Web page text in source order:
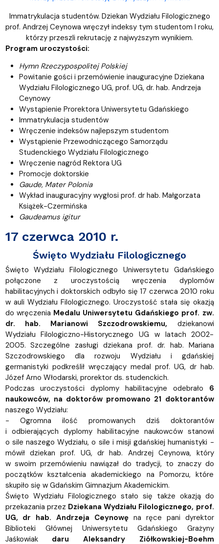
Immatrykulacja studentów. Dziekan Wydziału Filologicznego
prof. Andrzej Ceynowa wręczył indeksy tym studentom I roku,
którzy przeszli rekrutację z najwyższym wynikiem.
Program uroczystości:
Hymn Rzeczypospolitej Polskiej
Powitanie gości i przemówienie inauguracyjne Dziekana
Wydziału Filologicznego UG, prof. UG, dr. hab. Andrzeja
Ceynowy
Wystąpienie Prorektora Uniwersytetu Gdańskiego
Immatrykulacja studentów
Wręczenie indeksów najlepszym studentom
Wystąpienie Przewodniczącego Samorządu
Studenckiego Wydziału Filologicznego
Wręczenie nagród Rektora UG
Promocje doktorskie
Gaude, Mater Polonia
Wykład inauguracyjny wygłosi prof. dr hab. Małgorzata
Książek-Czermińska
Gaudeamus igitur
17 czerwca 2010 r.
Święto Wydziału Filologicznego
Święto Wydziału Filologicznego Uniwersytetu Gdańskiego
połączone z uroczystością wręczenia dyplomów
habilitacyjnych i doktorskich odbyło się 17 czerwca 2010 roku
w auli Wydziału Filologicznego. Uroczystość stała się okazją
do wręczenia Medalu Uniwersytetu Gdańskiego prof. zw.
dr. hab. Marianowi Szczodrowskiemu, dziekanowi
Wydziału Filologiczno-Historycznego UG w latach 2002-
2005. Szczególne zasługi dziekana prof. dr. hab. Mariana
Szczodrowskiego dla rozwoju Wydziału i gdańskiej
germanistyki podkreślił wręczający medal prof. UG, dr hab.
Józef Arno Włodarski, prorektor ds. studenckich.
Podczas uroczystości dyplomy habilitacyjne odebrało 6
naukowców, na doktorów promowano 21 doktorantów
naszego Wydziału:
- Ogromna ilość promowanych dziś doktorantów
i odbierających dyplomy habilitacyjne naukowców stanowi
o sile naszego Wydziału, o sile i misji gdańskiej humanistyki -
mówił dziekan prof. UG, dr hab. Andrzej Ceynowa, który
w swoim przemówieniu nawiązał do tradycji, to znaczy do
początków kształcenia akademickiego na Pomorzu, które
skupiło się w Gdańskim Gimnazjum Akademickim.
Święto Wydziału Filologicznego stało się także okazją do
przekazania przez Dziekana Wydziału Filologicznego, prof.
UG, dr hab. Andrzeja Ceynowę na ręce pani dyrektor
Biblioteki Głównej Uniwersytetu Gdańskiego Grażyny
Jaśkowiak daru Aleksandry Ziółkowskiej-Boehm